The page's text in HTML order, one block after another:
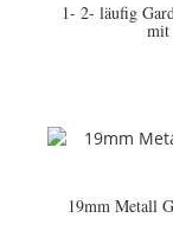
1- 2- läufig
mit
19mm Metall